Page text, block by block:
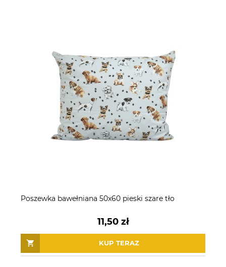
Poszewka bawełniana 50x60 pieski szare tło
11,50 zł
KUP TERAZ